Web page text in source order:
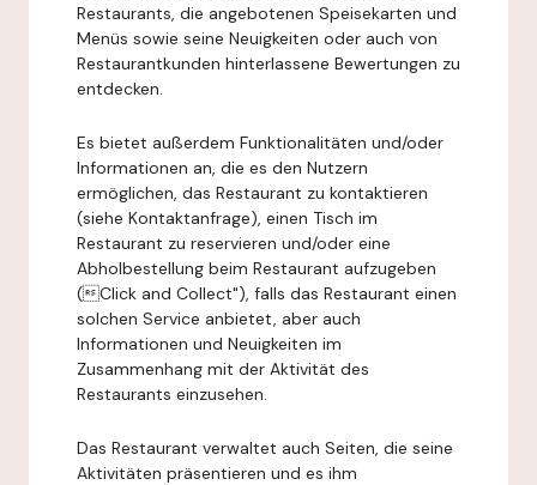
Restaurants, die angebotenen Speisekarten und
Menüs sowie seine Neuigkeiten oder auch von
Restaurantkunden hinterlassene Bewertungen zu
entdecken.
Es bietet außerdem Funktionalitäten und/oder
Informationen an, die es den Nutzern
ermöglichen, das Restaurant zu kontaktieren
(siehe Kontaktanfrage), einen Tisch im
Restaurant zu reservieren und/oder eine
Abholbestellung beim Restaurant aufzugeben
(Click and Collect"), falls das Restaurant einen
solchen Service anbietet, aber auch
Informationen und Neuigkeiten im
Zusammenhang mit der Aktivität des
Restaurants einzusehen.
Das Restaurant verwaltet auch Seiten, die seine
Aktivitäten präsentieren und es ihm